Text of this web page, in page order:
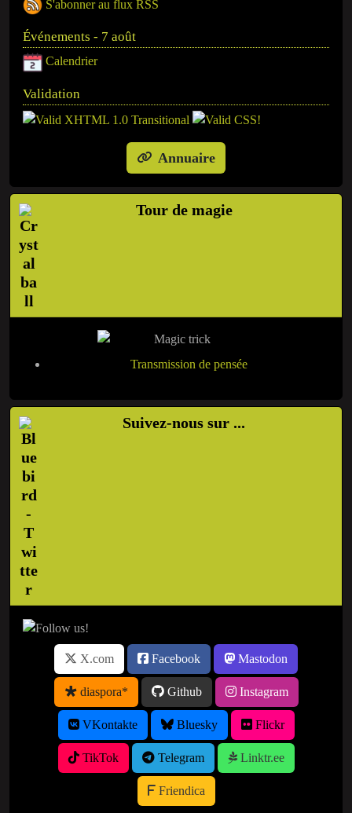
S'abonner au flux RSS
Événements - 7 août
Calendrier
Validation
Annuaire
Tour de magie
Transmission de pensée
Suivez-nous sur ...
X.com Facebook Mastodon
diaspora* Github Instagram
VKontakte Bluesky Flickr
TikTok Telegram Linktr.ee
Friendica